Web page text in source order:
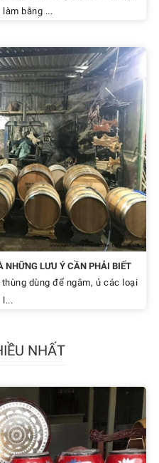
bằng ...
NHỮNG LƯU Ý CẦN PHẢI BIẾT
dùng để ngâm, ủ các loại
l...
NHẤT